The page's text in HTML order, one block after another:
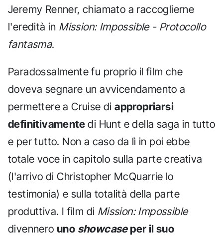
Jeremy Renner, chiamato a raccoglierne
l'eredità in Mission: Impossible - Protocollo
fantasma.
Paradossalmente fu proprio il film che
doveva segnare un avvicendamento a
permettere a Cruise diappropriarsi
definitivamente di Hunt e della saga in tutto
e per tutto. Non a caso da lì in poi ebbe
totale voce in capitolo sulla parte creativa
(l'arrivo di Christopher McQuarrie lo
testimonia) e sulla totalità della parte
produttiva. I film di Mission: Impossible
divennero uno showcaseper il suo